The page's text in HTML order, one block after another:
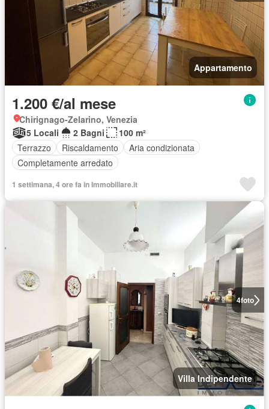
Appartamento
1.200 €/al mese
Chirignago-Zelarino, Venezia
5 Locali
2 Bagni
100 m²
Terrazzo
Riscaldamento
Aria condizionata
Completamente arredato
1 settimana, 4 ore fa in Immobiliare.it
4foto
Villa Indipendente